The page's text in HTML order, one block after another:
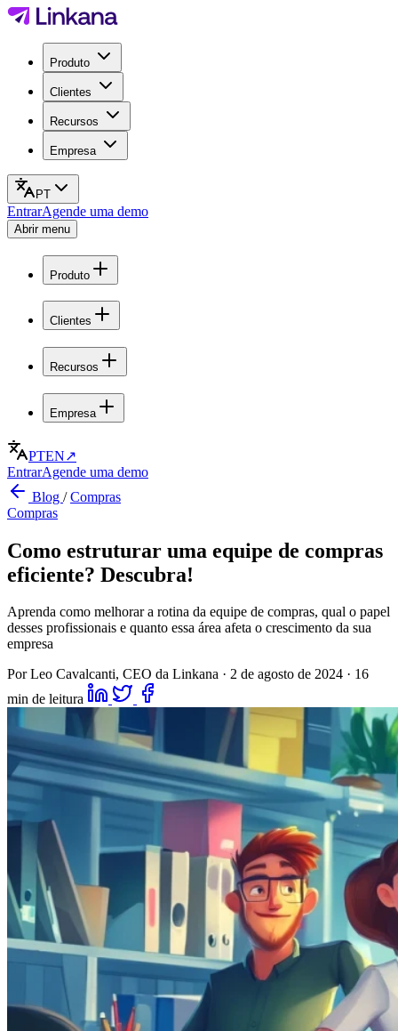
Produto
Clientes
Recursos
Empresa
PT
EntrarAgende uma demo
Abrir menu
Produto
Clientes
Recursos
Empresa
PTEN↗
EntrarAgende uma demo
Blog /Compras
Compras
Como estruturar uma equipe de compras
eficiente? Descubra!
Aprenda como melhorar a rotina da equipe de compras, qual o papel
desses profissionais e quanto essa área afeta o crescimento da sua
empresa
Por Leo Cavalcanti, CEO da Linkana · 2 de agosto de 2024 · 16
min de leitura